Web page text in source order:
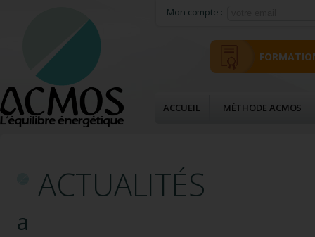
Mon compte :
ACCUEIL MÉTHODE ACMOS
ACTUALITÉS
a